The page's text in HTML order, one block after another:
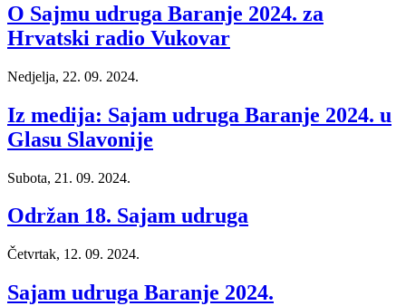
O Sajmu udruga Baranje 2024. za
Hrvatski radio Vukovar
Nedjelja, 22. 09. 2024.
Iz medija: Sajam udruga Baranje 2024. u
Glasu Slavonije
Subota, 21. 09. 2024.
Održan 18. Sajam udruga
Četvrtak, 12. 09. 2024.
Sajam udruga Baranje 2024.